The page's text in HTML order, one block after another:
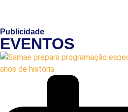
Publicidade
EVENTOS